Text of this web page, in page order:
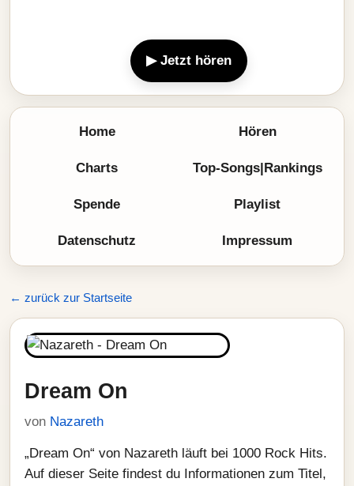
▶ Jetzt hören
Home Hören
Charts Top-Songs|Rankings
Spende Playlist
Datenschutz Impressum
← zurück zur Startseite
Dream On
von Nazareth
„Dream On“ von Nazareth läuft bei 1000 Rock Hits.
Auf dieser Seite findest du Informationen zum Titel,